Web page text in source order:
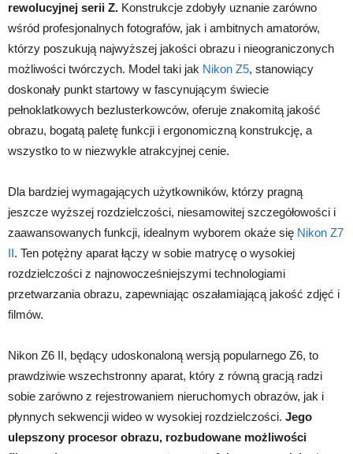
rewolucyjnej serii Z. Konstrukcje zdobyły uznanie zarówno
wśród profesjonalnych fotografów, jak i ambitnych amatorów,
którzy poszukują najwyższej jakości obrazu i nieograniczonych
możliwości twórczych. Model taki jak Nikon Z5, stanowiący
doskonały punkt startowy w fascynującym świecie
pełnoklatkowych bezlusterkowców, oferuje znakomitą jakość
obrazu, bogatą paletę funkcji i ergonomiczną konstrukcję, a
wszystko to w niezwykle atrakcyjnej cenie.
Dla bardziej wymagających użytkowników, którzy pragną
jeszcze wyższej rozdzielczości, niesamowitej szczegółowości i
zaawansowanych funkcji, idealnym wyborem okaże się Nikon Z7
II. Ten potężny aparat łączy w sobie matrycę o wysokiej
rozdzielczości z najnowocześniejszymi technologiami
przetwarzania obrazu, zapewniając oszałamiającą jakość zdjęć i
filmów.
Nikon Z6 II, będący udoskonaloną wersją popularnego Z6, to
prawdziwie wszechstronny aparat, który z równą gracją radzi
sobie zarówno z rejestrowaniem nieruchomych obrazów, jak i
płynnych sekwencji wideo w wysokiej rozdzielczości. Jego
ulepszony procesor obrazu, rozbudowane możliwości